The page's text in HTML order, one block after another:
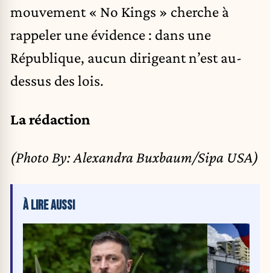
mouvement « No Kings » cherche à
rappeler une évidence : dans une
République, aucun dirigeant n’est au-
dessus des lois.
La rédaction
(Photo By: Alexandra Buxbaum/Sipa USA)
À LIRE AUSSI